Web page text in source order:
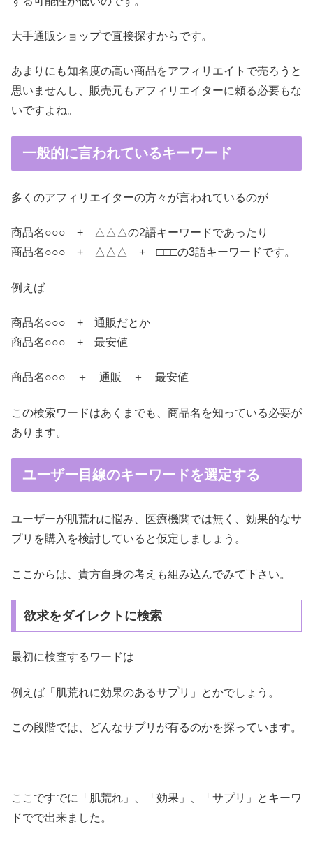
大手通販ショップで直接探すからです。
あまりにも知名度の高い商品をアフィリエイトで売ろうと
思いませんし、販売元もアフィリエイターに頼る必要もな
いですよね。
一般的に言われているキーワード
多くのアフィリエイターの方々が言われているのが
商品名○○○ + △△△の2語キーワードであったり
商品名○○○ + △△△ + □□□の3語キーワードです。
例えば
商品名○○○ + 通販だとか
商品名○○○ + 最安値
商品名○○○ ＋ 通販 ＋ 最安値
この検索ワードはあくまでも、商品名を知っている必要が
あります。
ユーザー目線のキーワードを選定する
ユーザーが肌荒れに悩み、医療機関では無く、効果的なサ
プリを購入を検討していると仮定しましょう。
ここからは、貴方自身の考えも組み込んでみて下さい。
欲求をダイレクトに検索
最初に検査するワードは
例えば「肌荒れに効果のあるサプリ」とかでしょう。
この段階では、どんなサプリが有るのかを探っています。
ここですでに「肌荒れ」、「効果」、「サプリ」とキーワ
ドでで出来ました。